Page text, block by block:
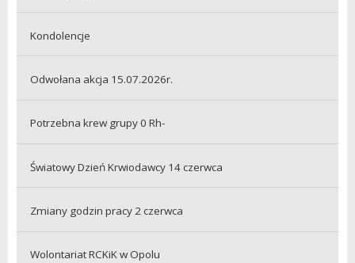
Kondolencje
Odwołana akcja 15.07.2026r.
Potrzebna krew grupy 0 Rh-
Światowy Dzień Krwiodawcy 14 czerwca
Zmiany godzin pracy 2 czerwca
Wolontariat RCKiK w Opolu